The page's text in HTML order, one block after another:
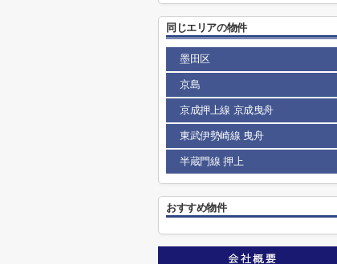
同じエリアの物件
墨田区
京島
京成押上線 京成曳舟
東武伊勢崎線 曳舟
半蔵門線 押上
おすすめ物件